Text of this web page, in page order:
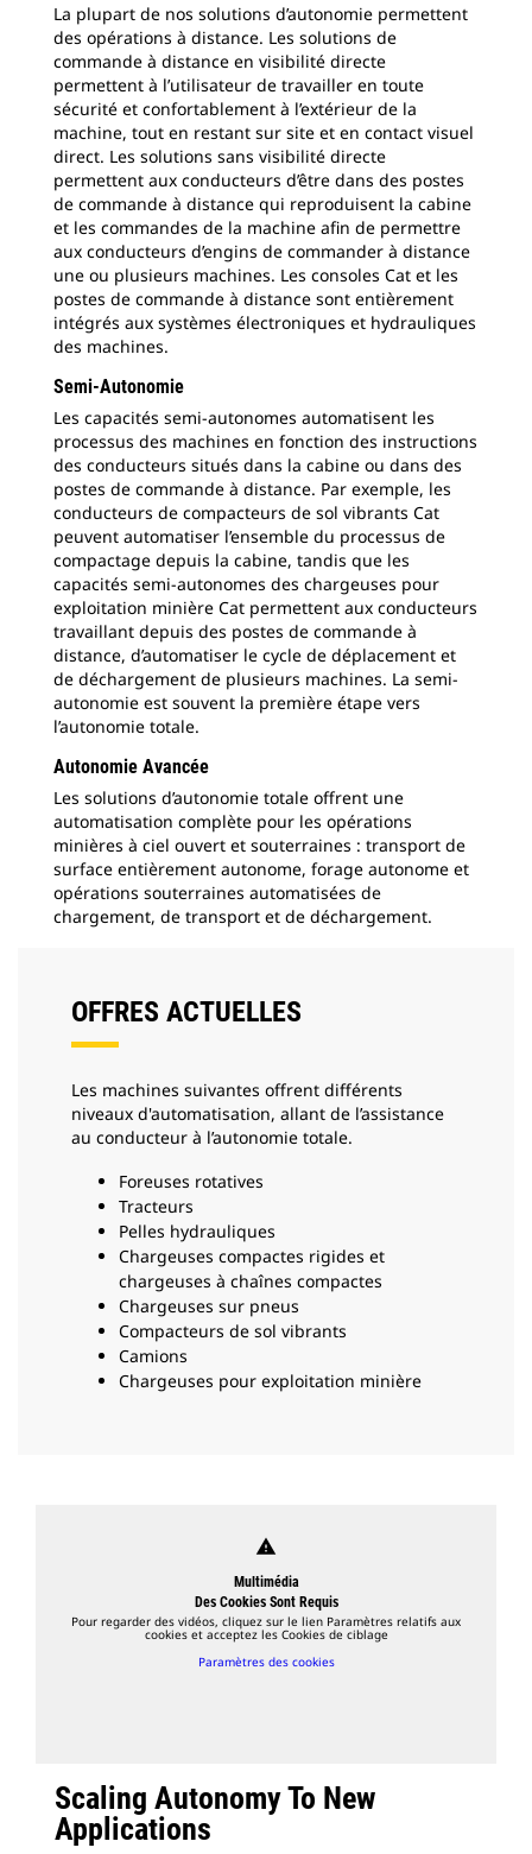
La plupart de nos solutions d’autonomie permettent
des opérations à distance. Les solutions de
commande à distance en visibilité directe
permettent à l’utilisateur de travailler en toute
sécurité et confortablement à l’extérieur de la
machine, tout en restant sur site et en contact visuel
direct. Les solutions sans visibilité directe
permettent aux conducteurs d’être dans des postes
de commande à distance qui reproduisent la cabine
et les commandes de la machine afin de permettre
aux conducteurs d’engins de commander à distance
une ou plusieurs machines. Les consoles Cat et les
postes de commande à distance sont entièrement
intégrés aux systèmes électroniques et hydrauliques
des machines.
Semi-Autonomie
Les capacités semi-autonomes automatisent les
processus des machines en fonction des instructions
des conducteurs situés dans la cabine ou dans des
postes de commande à distance. Par exemple, les
conducteurs de compacteurs de sol vibrants Cat
peuvent automatiser l’ensemble du processus de
compactage depuis la cabine, tandis que les
capacités semi-autonomes des chargeuses pour
exploitation minière Cat permettent aux conducteurs
travaillant depuis des postes de commande à
distance, d’automatiser le cycle de déplacement et
de déchargement de plusieurs machines. La semi-
autonomie est souvent la première étape vers
l’autonomie totale.
Autonomie Avancée
Les solutions d’autonomie totale offrent une
automatisation complète pour les opérations
minières à ciel ouvert et souterraines : transport de
surface entièrement autonome, forage autonome et
opérations souterraines automatisées de
chargement, de transport et de déchargement.
OFFRES ACTUELLES
Les machines suivantes offrent différents
niveaux d'automatisation, allant de l’assistance
au conducteur à l’autonomie totale.
Foreuses rotatives
Tracteurs
Pelles hydrauliques
Chargeuses compactes rigides et
chargeuses à chaînes compactes
Chargeuses sur pneus
Compacteurs de sol vibrants
Camions
Chargeuses pour exploitation minière
Scaling Autonomy To New
Applications
warning
Multimédia
Des Cookies Sont Requis
Pour regarder des vidéos, cliquez sur le lien Paramètres relatifs aux
cookies et acceptez les Cookies de ciblage
Paramètres des cookies